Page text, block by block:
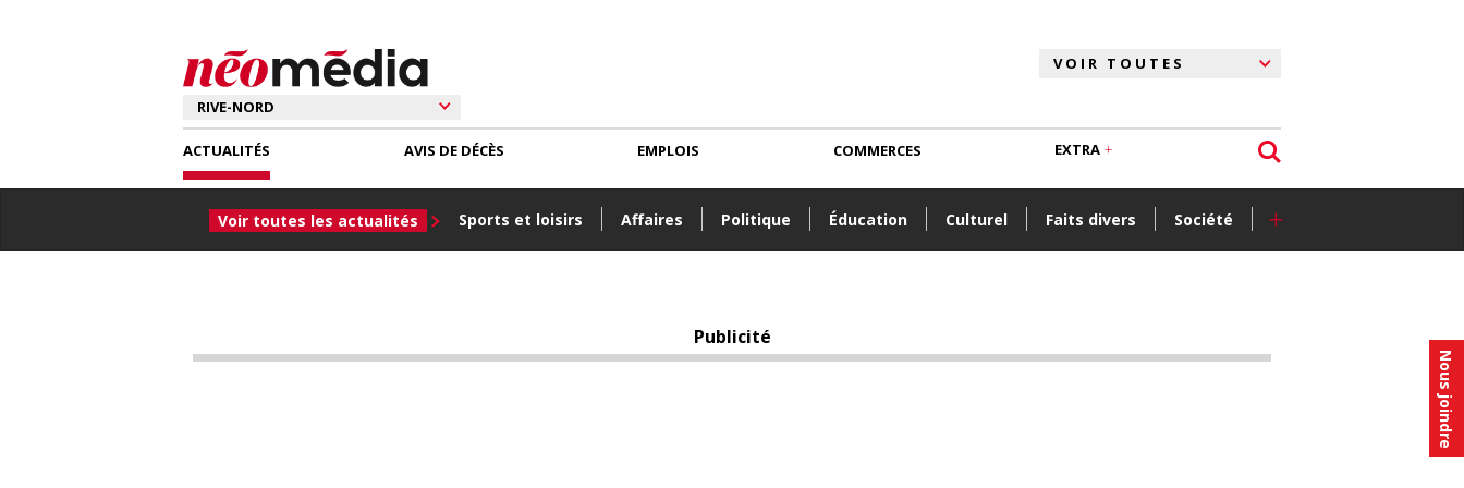
Nous joindre
ACTUALITÉS
Voir toutes les actualités Sports et loisirs Affaires Politique Éducation Culturel Faits divers Société +
AVIS DE DÉCÈS EMPLOIS COMMERCES EXTRA
Publicité